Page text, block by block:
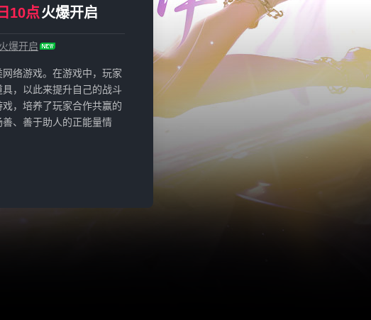
10点火爆开启
火爆开启
络游戏。在游戏中，玩家
，以此来提升自己的战斗
，培养了玩家合作共赢的
、善于助人的正能量情